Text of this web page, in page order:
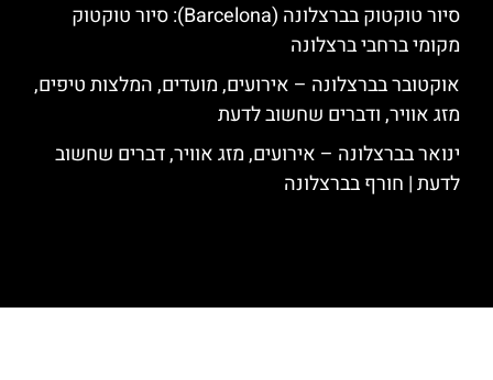
סיור טוקטוק בברצלונה (Barcelona): סיור טוקטוק
מקומי ברחבי ברצלונה
אוקטובר בברצלונה – אירועים, מועדים, המלצות טיפים,
מזג אוויר, ודברים שחשוב לדעת
ינואר בברצלונה – אירועים, מזג אוויר, דברים שחשוב
לדעת | חורף בברצלונה